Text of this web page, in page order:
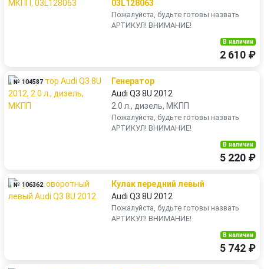
03L128063
Пожалуйста, будьте готовы назвать
АРТИКУЛ! ВНИМАНИЕ!
В наличии
2 610 ₽
№ 104587
Генератор
Audi Q3 8U 2012
2.0 л., дизель, МКПП
Пожалуйста, будьте готовы назвать
АРТИКУЛ! ВНИМАНИЕ!
В наличии
5 220 ₽
№ 106362
Кулак передний левый
Audi Q3 8U 2012
Пожалуйста, будьте готовы назвать
АРТИКУЛ! ВНИМАНИЕ!
В наличии
5 742 ₽